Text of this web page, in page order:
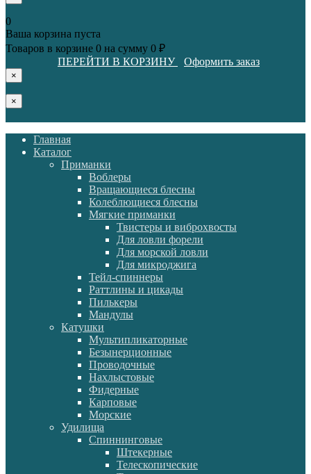
0
Ваша корзина пуста
Товаров в корзине 0 на сумму 0 ₽
ПЕРЕЙТИ В КОРЗИНУ
Оформить заказ
×
×
Главная
Каталог
Приманки
Воблеры
Вращающиеся блесны
Колеблющиеся блесны
Мягкие приманки
Твистеры и виброхвосты
Для ловли форели
Для морской ловли
Для микроджига
Тейл-спиннеры
Раттлины и цикады
Пилькеры
Мандулы
Катушки
Мультипликаторные
Безынерционные
Проводочные
Нахлыстовые
Фидерные
Карповые
Морские
Удилища
Спиннинговые
Штекерные
Телескопические